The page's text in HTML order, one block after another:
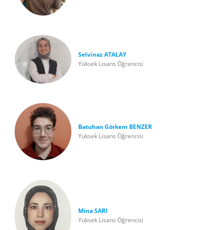
Selvinaz ATALAY
Yüksek Lisans Öğrencisi
Batuhan Görkem BENZER
Yüksek Lisans Öğrencisi
Mina SARI
Yüksek Lisans Öğrencisi